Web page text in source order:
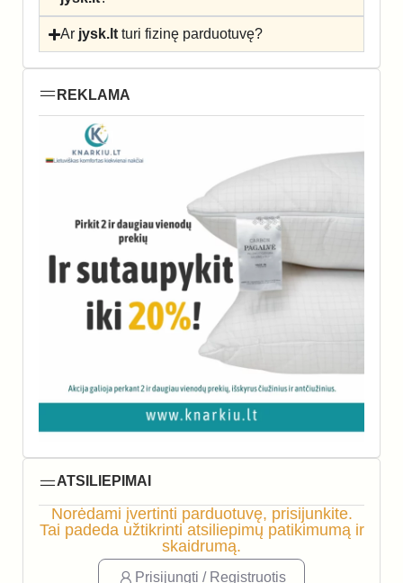
Ar jysk.lt turi fizinę parduotuvę?
REKLAMA
ATSILIEPIMAI
Norėdami įvertinti parduotuvę, prisijunkite.
Tai padeda užtikrinti atsiliepimų patikimumą ir
skaidrumą.
Prisijungti / Registruotis